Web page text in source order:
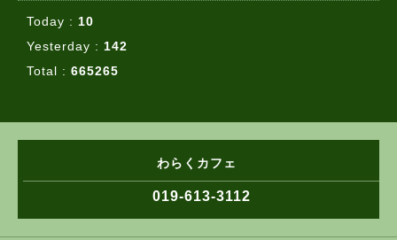
Today : 10
Yesterday : 142
Total : 665265
わらくカフェ
019-613-3112